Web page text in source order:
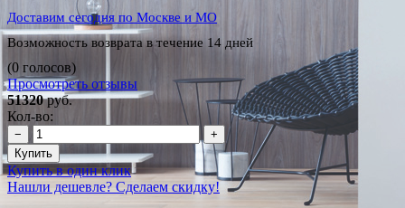
Доставим сегодня по Москве и МО
Возможность возврата в течение 14 дней
(0 голосов)
Просмотреть отзывы
51320руб.
Кол-во:
−
+
Купить
Купить в один клик
Нашли дешевле? Сделаем скидку!